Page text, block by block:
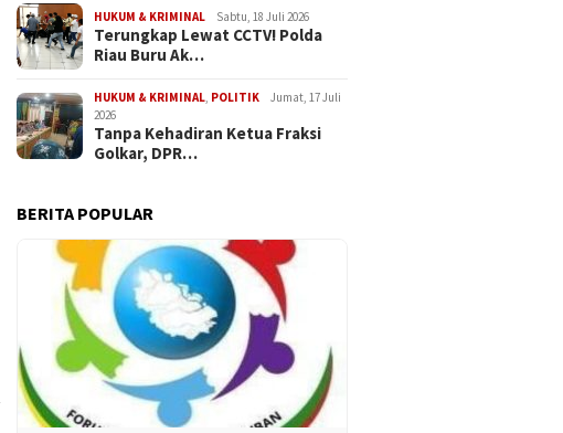
HUKUM & KRIMINAL Sabtu, 18 Juli 2026
Terungkap Lewat CCTV! Polda
Riau Buru Ak…
HUKUM & KRIMINAL, POLITIK
Jumat, 17 Juli
2026
Tanpa Kehadiran Ketua Fraksi
Golkar, DPR…
BERITA POPULAR